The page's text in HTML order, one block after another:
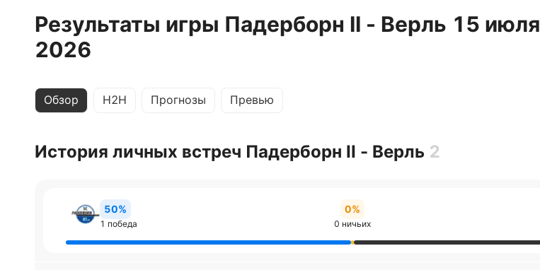
Результаты игры Падерборн II - Верль 15 июля
2026
Обзор H2H Прогнозы Превью
История личных встреч Падерборн II - Верль 2
50%
1 победа
0%
0 ничьих